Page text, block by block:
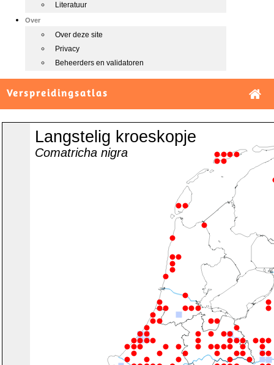
Literatuur
Over
Over deze site
Privacy
Beheerders en validatoren
Verspreidingsatlas